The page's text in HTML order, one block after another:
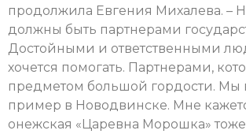
продолжила Евгения Михалева. –
должны быть партнерами
Достойными и ответственными
хочется помогать. Партнерами,
предметом большой гордости. Мы
пример в Новодвинске. Мне
онежская «Царевна Морошка»